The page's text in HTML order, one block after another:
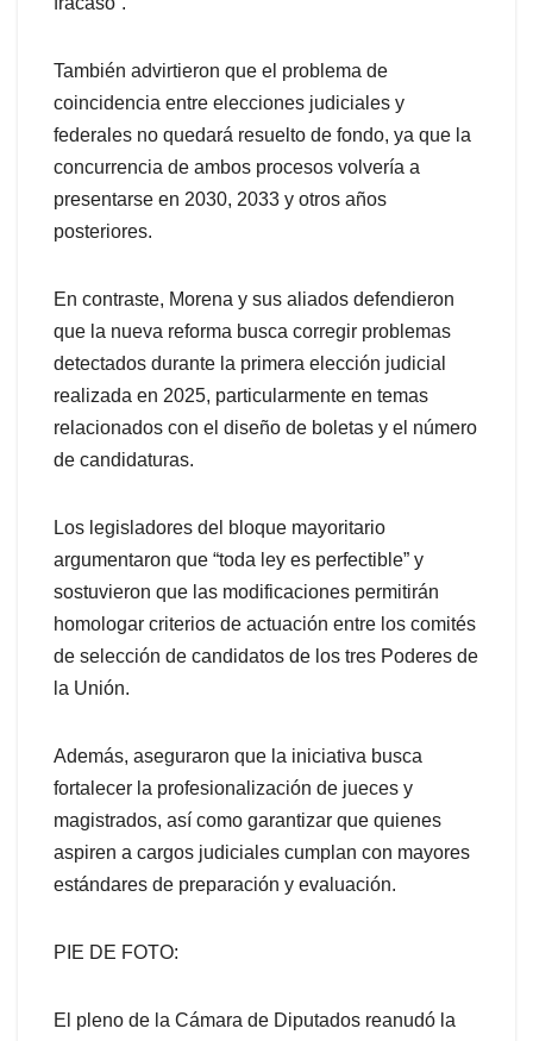
También advirtieron que el problema de
coincidencia entre elecciones judiciales y
federales no quedará resuelto de fondo, ya que la
concurrencia de ambos procesos volvería a
presentarse en 2030, 2033 y otros años
posteriores.
En contraste, Morena y sus aliados defendieron
que la nueva reforma busca corregir problemas
detectados durante la primera elección judicial
realizada en 2025, particularmente en temas
relacionados con el diseño de boletas y el número
de candidaturas.
Los legisladores del bloque mayoritario
argumentaron que “toda ley es perfectible” y
sostuvieron que las modificaciones permitirán
homologar criterios de actuación entre los comités
de selección de candidatos de los tres Poderes de
la Unión.
Además, aseguraron que la iniciativa busca
fortalecer la profesionalización de jueces y
magistrados, así como garantizar que quienes
aspiren a cargos judiciales cumplan con mayores
estándares de preparación y evaluación.
PIE DE FOTO:
El pleno de la Cámara de Diputados reanudó la